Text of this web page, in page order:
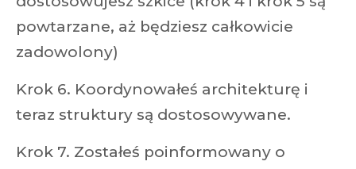
powtarzane, aż będziesz całkowicie
zadowolony)
Krok 6. Koordynowałeś architekturę i
teraz struktury są dostosowywane.
Krok 7. Zostałeś poinformowany o